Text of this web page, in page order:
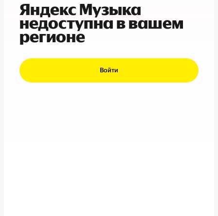
Яндекс Музыка
недоступна в вашем
регионе
Войти